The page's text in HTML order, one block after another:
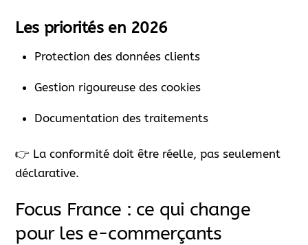
Les priorités en 2026
Protection des données clients
Gestion rigoureuse des cookies
Documentation des traitements
👉 La conformité doit être réelle, pas seulement
déclarative.
Focus France : ce qui change
pour les e-commerçants